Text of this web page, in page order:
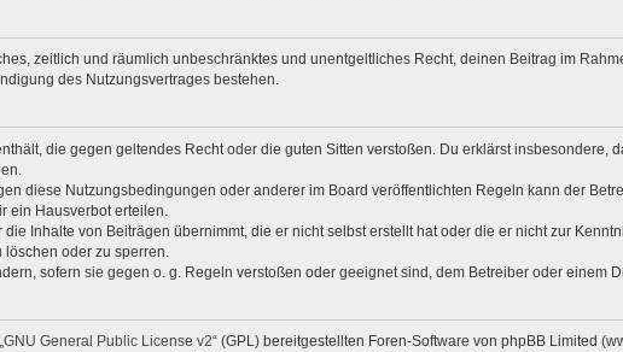
zeitlich und räumlich unbeschränktes und unentgeltliches Recht, deinen Beitrag im
des Nutzungsvertrages bestehen.
die gegen geltendes Recht oder die guten Sitten verstoßen. Du erklärst insbesondere,
diese Nutzungsbedingungen oder anderer im Board veröffentlichten Regeln kann der
ein Hausverbot erteilen.
Inhalte von Beiträgen übernimmt, die er nicht selbst erstellt hat oder die er nicht zur
oder zu sperren.
sofern sie gegen o. g. Regeln verstoßen oder geeignet sind, dem Betreiber oder einem
GNU General Public License v2“ (GPL) bereitgestellten Foren-Software von phpBB Limited